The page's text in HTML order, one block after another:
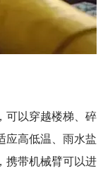
可以穿越楼梯、碎
应高低温、雨水盐
携带机械臂可以进